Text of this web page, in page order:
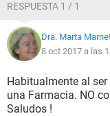
RESPUESTA 1 / 1
Dra. Marta
8 oct 2017 a las
Habitualmente al
una Farmacia. NO
Saludos !